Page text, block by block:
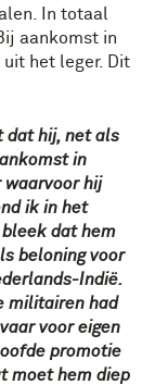
In totaal
aankomst in
het leger. Dit
dat hij, net als
in
waarvoor hij
ik in het
dat hem
beloning voor
Indië.
militairen had
voor eigen
promotie
moet hem diep